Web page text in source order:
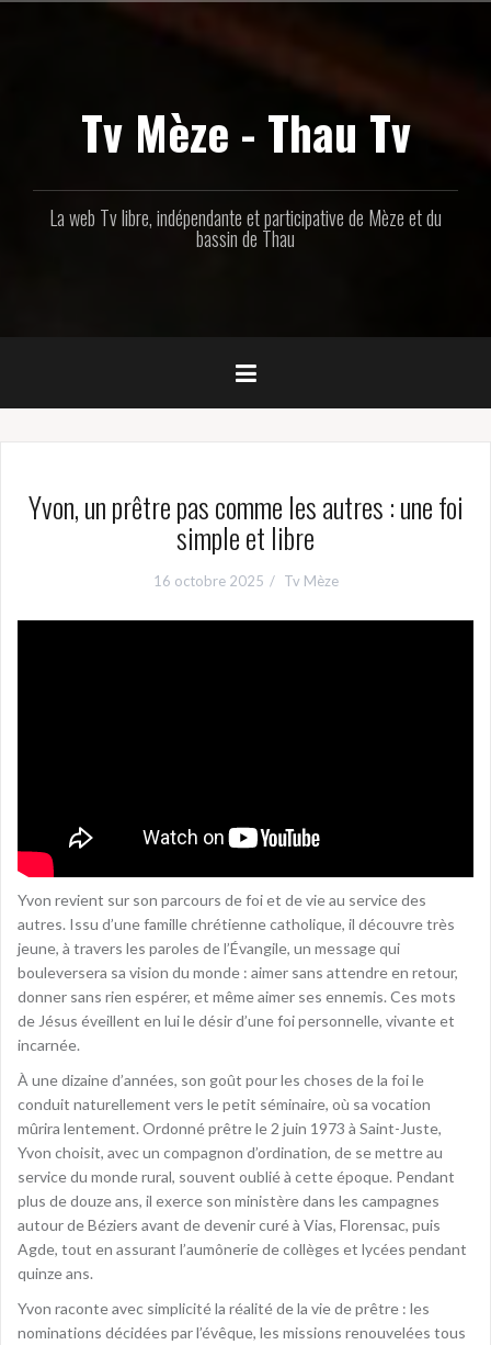
Tv Mèze - Thau Tv
La web Tv libre, indépendante et participative de Mèze et du
bassin de Thau
Yvon, un prêtre pas comme les autres : une foi
simple et libre
16 octobre 2025 Tv Mèze
Yvon revient sur son parcours de foi et de vie au service des
autres. Issu d’une famille chrétienne catholique, il découvre très
jeune, à travers les paroles de l’Évangile, un message qui
bouleversera sa vision du monde : aimer sans attendre en retour,
donner sans rien espérer, et même aimer ses ennemis. Ces mots
de Jésus éveillent en lui le désir d’une foi personnelle, vivante et
incarnée.
À une dizaine d’années, son goût pour les choses de la foi le
conduit naturellement vers le petit séminaire, où sa vocation
mûrira lentement. Ordonné prêtre le 2 juin 1973 à Saint-Juste,
Yvon choisit, avec un compagnon d’ordination, de se mettre au
service du monde rural, souvent oublié à cette époque. Pendant
plus de douze ans, il exerce son ministère dans les campagnes
autour de Béziers avant de devenir curé à Vias, Florensac, puis
Agde, tout en assurant l’aumônerie de collèges et lycées pendant
quinze ans.
Yvon raconte avec simplicité la réalité de la vie de prêtre : les
nominations décidées par l’évêque, les missions renouvelées tous